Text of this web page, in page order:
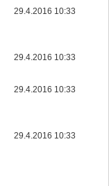
29.4.2016 10:33
29.4.2016 10:33
29.4.2016 10:33
29.4.2016 10:33